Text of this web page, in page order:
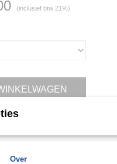
(inclusief btw 21%)
Monte Stella Dameshorloge
Over